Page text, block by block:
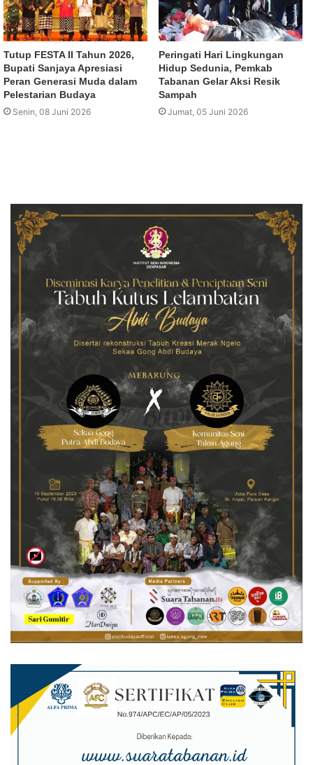
Tutup FESTA II Tahun 2026,
Bupati Sanjaya Apresiasi
Peran Generasi Muda dalam
Pelestarian Budaya
Senin, 08 Juni 2026
Peringati Hari Lingkungan
Hidup Sedunia, Pemkab
Tabanan Gelar Aksi Resik
Sampah
Jumat, 05 Juni 2026